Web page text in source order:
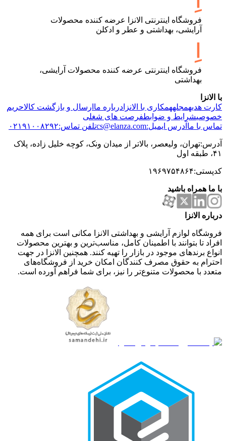
فروشگاه اینترنتی الانزا عرضه کننده محصولات
آرایشی، بهداشتی و عطر و ادکلن
فروشگاه اینترنتی عرضه کننده محصولات آرایشی،
بهداشتی
با الانزا
کارت هدیهمجلههمکاری با الانزا درباره ما ارسال و بازگشت کالاحریم
خصوصیشرایط و ضوابطفرصت های شغلی
تماس با ما آدرس ایمیل:cs@elanza.com تلفن تماس:۰۲۱۹۱۰۰۸۲۹۲
آدرس:تهران، ولیعصر، بالاتر از میدان ونک، کوچه خلیل زاده، پلاک
۴۱، طبقه اول
کدپستی:۱۹۶۹۷۵۴۸۶۴
با ما همراه باشید
درباره الانزا
فروشگاه لوازم آرایشی و بهداشتی الانزا مکانی است برای همه
افراد تا بتوانند با اطمینان کامل، مناسب‌ترین و بهترین محصولات
انواع برندهای موجود در بازار را تهیه کنند. همچنین الانزا در جهت
احترام به حقوق مصرف کنندگان امکان خرید از فروشگاه‌های
متعدد با محصولات متنوع‌تر را نیز، برای شما فراهم آورده است.